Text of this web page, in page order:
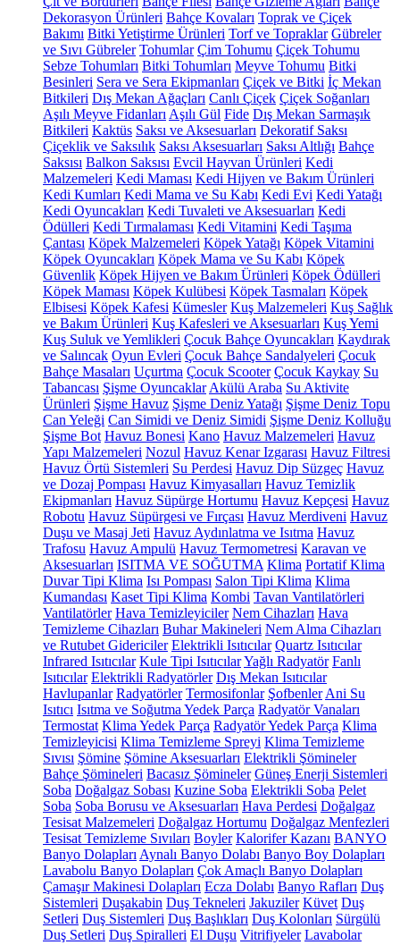
Dekorasyon Ürünleri Bahçe Kovaları Toprak ve Çiçek
Bakımı Bitki Yetiştirme Ürünleri Torf ve Topraklar Gübreler
ve Sıvı Gübreler Tohumlar Çim Tohumu Çiçek Tohumu
Sebze Tohumları Bitki Tohumları Meyve Tohumu Bitki
Besinleri Sera ve Sera Ekipmanları Çiçek ve Bitki İç Mekan
Bitkileri Dış Mekan Ağaçları Canlı Çiçek Çiçek Soğanları
Aşılı Meyve Fidanları Aşılı Gül Fide Dış Mekan Sarmaşık
Bitkileri Kaktüs Saksı ve Aksesuarları Dekoratif Saksı
Çiçeklik ve Saksılık Saksı Aksesuarları Saksı Altlığı Bahçe
Saksısı Balkon Saksısı Evcil Hayvan Ürünleri Kedi
Malzemeleri Kedi Maması Kedi Hijyen ve Bakım Ürünleri
Kedi Kumları Kedi Mama ve Su Kabı Kedi Evi Kedi Yatağı
Kedi Oyuncakları Kedi Tuvaleti ve Aksesuarları Kedi
Ödülleri Kedi Tırmalaması Kedi Vitamini Kedi Taşıma
Çantası Köpek Malzemeleri Köpek Yatağı Köpek Vitamini
Köpek Oyuncakları Köpek Mama ve Su Kabı Köpek
Güvenlik Köpek Hijyen ve Bakım Ürünleri Köpek Ödülleri
Köpek Maması Köpek Kulübesi Köpek Tasmaları Köpek
Elbisesi Köpek Kafesi Kümesler Kuş Malzemeleri Kuş Sağlık
ve Bakım Ürünleri Kuş Kafesleri ve Aksesuarları Kuş Yemi
Kuş Suluk ve Yemlikleri Çocuk Bahçe Oyuncakları Kaydırak
ve Salıncak Oyun Evleri Çocuk Bahçe Sandalyeleri Çocuk
Bahçe Masaları Uçurtma Çocuk Scooter Çocuk Kaykay Su
Tabancası Şişme Oyuncaklar Akülü Araba Su Aktivite
Ürünleri Şişme Havuz Şişme Deniz Yatağı Şişme Deniz Topu
Can Yeleği Can Simidi ve Deniz Simidi Şişme Deniz Kolluğu
Şişme Bot Havuz Bonesi Kano Havuz Malzemeleri Havuz
Yapı Malzemeleri Nozul Havuz Kenar Izgarası Havuz Filtresi
Havuz Örtü Sistemleri Su Perdesi Havuz Dip Süzgeç Havuz
ve Dozaj Pompası Havuz Kimyasalları Havuz Temizlik
Ekipmanları Havuz Süpürge Hortumu Havuz Kepçesi Havuz
Robotu Havuz Süpürgesi ve Fırçası Havuz Merdiveni Havuz
Duşu ve Masaj Jeti Havuz Aydınlatma ve Isıtma Havuz
Trafosu Havuz Ampulü Havuz Termometresi Karavan ve
Aksesuarları ISITMA VE SOĞUTMA Klima Portatif Klima
Duvar Tipi Klima Isı Pompası Salon Tipi Klima Klima
Kumandası Kaset Tipi Klima Kombi Tavan Vantilatörleri
Vantilatörler Hava Temizleyiciler Nem Cihazları Hava
Temizleme Cihazları Buhar Makineleri Nem Alma Cihazları
ve Rutubet Gidericiler Elektrikli Isıtıcılar Quartz Isıtıcılar
Infrared Isıtıcılar Kule Tipi IsıtıcılarYağlı Radyatör Fanlı
Isıtıcılar Elektrikli Radyatörler Dış Mekan Isıtıcılar
Havlupanlar Radyatörler Termosifonlar Şofbenler Ani Su
Isıtıcı Isıtma ve Soğutma Yedek Parça Radyatör Vanaları
Termostat Klima Yedek Parça Radyatör Yedek Parça Klima
Temizleyicisi Klima Temizleme Spreyi Klima Temizleme
Sıvısı Şömine Şömine Aksesuarları Elektrikli Şömineler
Bahçe Şömineleri Bacasız Şömineler Güneş Enerji Sistemleri
Soba Doğalgaz Sobası Kuzine Soba Elektrikli Soba Pelet
Soba Soba Borusu ve Aksesuarları Hava Perdesi Doğalgaz
Tesisat Malzemeleri Doğalgaz Hortumu Doğalgaz Menfezleri
Tesisat Temizleme Sıvıları Boyler Kalorifer Kazanı BANYO
Banyo Dolapları Aynalı Banyo Dolabı Banyo Boy Dolapları
Lavabolu Banyo Dolapları Çok Amaçlı Banyo Dolapları
Çamaşır Makinesi Dolapları Ecza Dolabı Banyo Rafları Duş
Sistemleri Duşakabin Duş Tekneleri Jakuziler Küvet Duş
Setleri Duş Sistemleri Duş Başlıkları Duş Kolonları Sürgülü
Duş Setleri Duş Spiralleri El Duşu Vitrifiyeler Lavabolar